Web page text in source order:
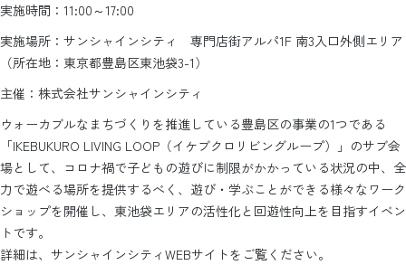
実施時間：11:00～17:00
実施場所：サンシャインシティ 専門店街アルパ1F 南3入口外側エリア
（所在地：東京都豊島区東池袋3-1）
主催：株式会社サンシャインシティ
ウォーカブルなまちづくりを推進している豊島区の事業の1つである
「IKEBUKURO LIVING LOOP（イケブクロリビングループ）」のサブ会
場として、コロナ禍で子どもの遊びに制限がかかっている状況の中、全
力で遊べる場所を提供するべく、遊び・学ぶことができる様々なワーク
ショップを開催し、東池袋エリアの活性化と回遊性向上を目指すイベン
トです。
詳細は、サンシャインシティWEBサイトをご覧ください。